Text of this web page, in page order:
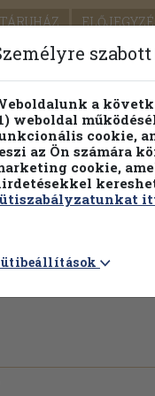
PILLANATNYI
(nem
a
weboldal
cookie,
az Ön számára
cookie,